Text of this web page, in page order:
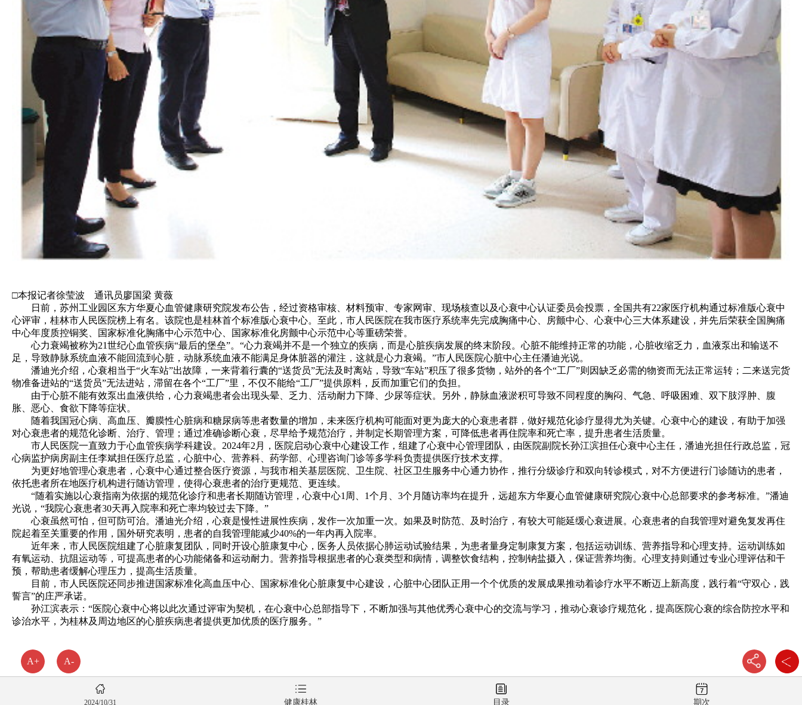
A+ A-
□本报记者徐莹波 通讯员廖国梁 黄薇
日前，苏州工业园区东方华夏心血管健康研究院发布公告，经过资格审核、材料预审、专家网审、现场核查以及心衰中心认证委员会投票，全国共有22家医疗机构通过标准版心衰中
心评审，桂林市人民医院榜上有名。该院也是桂林首个标准版心衰中心。至此，市人民医院在我市医疗系统率先完成胸痛中心、房颤中心、心衰中心三大体系建设，并先后荣获全国胸痛
中心年度质控铜奖、国家标准化胸痛中心示范中心、国家标准化房颤中心示范中心等重磅荣誉。
心力衰竭被称为21世纪心血管疾病“最后的堡垒”。“心力衰竭并不是一个独立的疾病，而是心脏疾病发展的终末阶段。心脏不能维持正常的功能，心脏收缩乏力，血液泵出和输送不
足，导致静脉系统血液不能回流到心脏，动脉系统血液不能满足身体脏器的灌注，这就是心力衰竭。”市人民医院心脏中心主任潘迪光说。
潘迪光介绍，心衰相当于“火车站”出故障，一来背着行囊的“送货员”无法及时离站，导致“车站”积压了很多货物，站外的各个“工厂”则因缺乏必需的物资而无法正常运转；二来送完货
物准备进站的“送货员”无法进站，滞留在各个“工厂”里，不仅不能给“工厂”提供原料，反而加重它们的负担。
由于心脏不能有效泵出血液供给，心力衰竭患者会出现头晕、乏力、活动耐力下降、少尿等症状。另外，静脉血液淤积可导致不同程度的胸闷、气急、呼吸困难、双下肢浮肿、腹
胀、恶心、食欲下降等症状。
随着我国冠心病、高血压、瓣膜性心脏病和糖尿病等患者数量的增加，未来医疗机构可能面对更为庞大的心衰患者群，做好规范化诊疗显得尤为关键。心衰中心的建设，有助于加强
对心衰患者的规范化诊断、治疗、管理；通过准确诊断心衰，尽早给予规范治疗，并制定长期管理方案，可降低患者再住院率和死亡率，提升患者生活质量。
市人民医院一直致力于心血管疾病学科建设。2024年2月，医院启动心衰中心建设工作，组建了心衰中心管理团队，由医院副院长孙江滨担任心衰中心主任，潘迪光担任行政总监，冠
心病监护病房副主任李斌担任医疗总监，心脏中心、营养科、药学部、心理咨询门诊等多学科负责提供医疗技术支撑。
为更好地管理心衰患者，心衰中心通过整合医疗资源，与我市相关基层医院、卫生院、社区卫生服务中心通力协作，推行分级诊疗和双向转诊模式，对不方便进行门诊随访的患者，
依托患者所在地医疗机构进行随访管理，使得心衰患者的治疗更规范、更连续。
“随着实施以心衰指南为依据的规范化诊疗和患者长期随访管理，心衰中心1周、1个月、3个月随访率均在提升，远超东方华夏心血管健康研究院心衰中心总部要求的参考标准。”潘迪
光说，“我院心衰患者30天再入院率和死亡率均较过去下降。”
心衰虽然可怕，但可防可治。潘迪光介绍，心衰是慢性进展性疾病，发作一次加重一次。如果及时防范、及时治疗，有较大可能延缓心衰进展。心衰患者的自我管理对避免复发再住
院起着至关重要的作用，国外研究表明，患者的自我管理能减少40%的一年内再入院率。
近年来，市人民医院组建了心脏康复团队，同时开设心脏康复中心，医务人员依据心肺运动试验结果，为患者量身定制康复方案，包括运动训练、营养指导和心理支持。运动训练如
有氧运动、抗阻运动等，可提高患者的心功能储备和运动耐力。营养指导根据患者的心衰类型和病情，调整饮食结构，控制钠盐摄入，保证营养均衡。心理支持则通过专业心理评估和干
预，帮助患者缓解心理压力，提高生活质量。
目前，市人民医院还同步推进国家标准化高血压中心、国家标准化心脏康复中心建设，心脏中心团队正用一个个优质的发展成果推动着诊疗水平不断迈上新高度，践行着“守双心，践
誓言”的庄严承诺。
孙江滨表示：“医院心衰中心将以此次通过评审为契机，在心衰中心总部指导下，不断加强与其他优秀心衰中心的交流与学习，推动心衰诊疗规范化，提高医院心衰的综合防控水平和
诊治水平，为桂林及周边地区的心脏疾病患者提供更加优质的医疗服务。”
2024/10/31 健康桂林 目录 期次